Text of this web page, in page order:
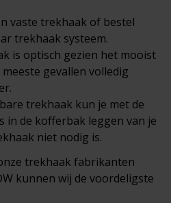
vaste trekhaak of bestel
trekhaak systeem.
is optisch gezien het mooist
gevallen volledig
trekhaak kun je met de
in de kofferbak leggen van je
niet nodig is.
trekhaak fabrikanten
kunnen wij de voordeligste